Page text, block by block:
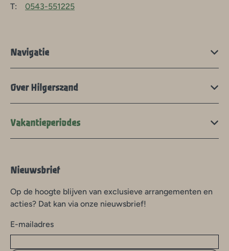
T: 0543-551225
Navigatie
Over Hilgerszand
Vakantieperiodes
Nieuwsbrief
Op de hoogte blijven van exclusieve arrangementen en
acties? Dat kan via onze nieuwsbrief!
E-mailadres